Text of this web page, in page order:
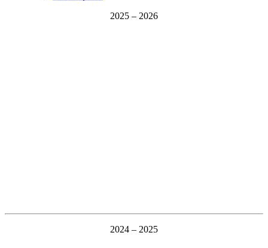
2025 – 2026
2024 – 2025